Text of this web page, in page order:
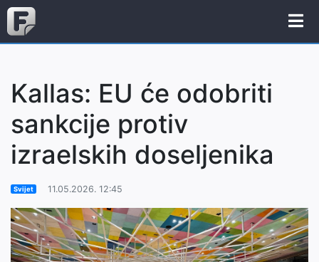
Kallas: EU će odobriti
sankcije protiv
izraelskih doseljenika
Svijet 11.05.2026. 12:45